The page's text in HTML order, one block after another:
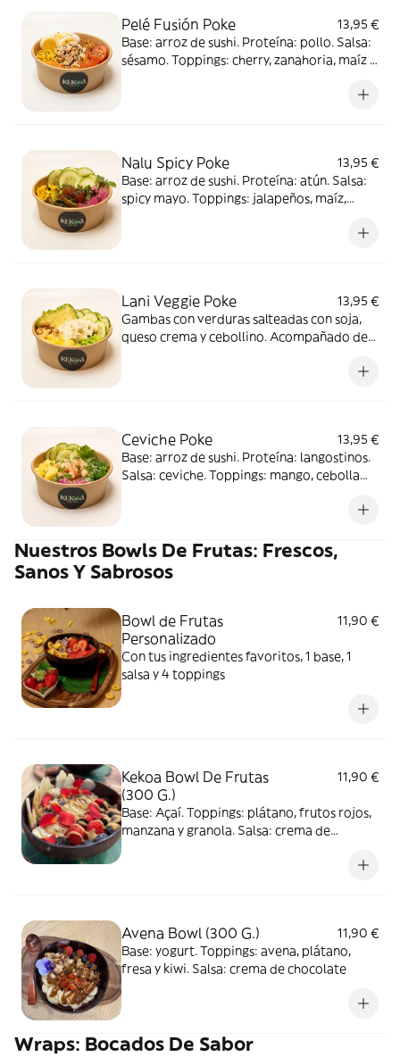
Pelé Fusión Poke
13,95 €
Base: arroz de sushi. Proteína: pollo. Salsa:
sésamo. Toppings: cherry, zanahoria, maíz y
Nalu Spicy Poke
13,95 €
Base: arroz de sushi. Proteína: atún. Salsa:
spicy mayo. Toppings: jalapeños, maíz,
Lani Veggie Poke
13,95 €
Gambas con verduras salteadas con soja,
queso crema y cebollino. Acompañado de
Ceviche Poke
13,95 €
Base: arroz de sushi. Proteína: langostinos.
Salsa: ceviche. Toppings: mango, cebolla
Nuestros Bowls De Frutas: Frescos,
Sanos Y Sabrosos
Bowl de Frutas
Personalizado
11,90 €
Con tus ingredientes favoritos, 1 base, 1
salsa y 4 toppings
Kekoa Bowl De Frutas
(300 G.)
11,90 €
Base: Açaí. Toppings: plátano, frutos rojos,
manzana y granola. Salsa: crema de
Avena Bowl (300 G.)
11,90 €
Base: yogurt. Toppings: avena, plátano,
fresa y kiwi. Salsa: crema de chocolate
Wraps: Bocados De Sabor